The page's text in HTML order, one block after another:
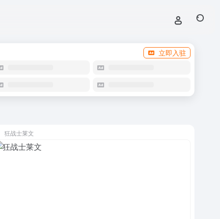
立即入驻
狂战士莱文